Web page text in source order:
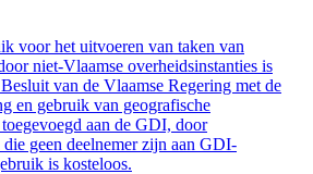
voor het uitvoeren van taken van
niet-Vlaamse overheidsinstanties is
van de Vlaamse Regering met de
en gebruik van geografische
aan de GDI, door
die geen deelnemer zijn aan GDI-
is kosteloos.